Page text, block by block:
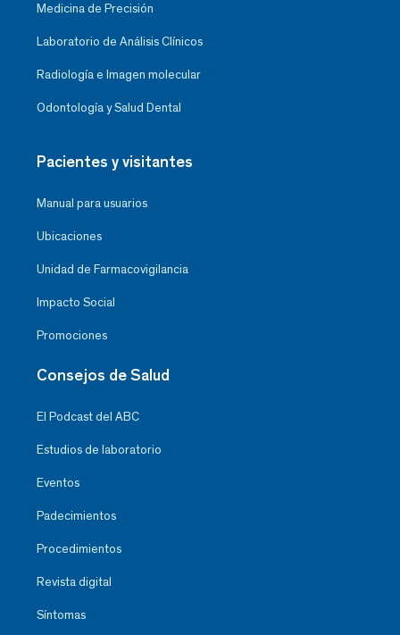
Medicina de Precisión
Laboratorio de Análisis Clínicos
Radiología e Imagen molecular
Odontología y Salud Dental
Pacientes y visitantes
Manual para usuarios
Ubicaciones
Unidad de Farmacovigilancia
Impacto Social
Promociones
Consejos de Salud
El Podcast del ABC
Estudios de laboratorio
Eventos
Padecimientos
Procedimientos
Revista digital
Síntomas